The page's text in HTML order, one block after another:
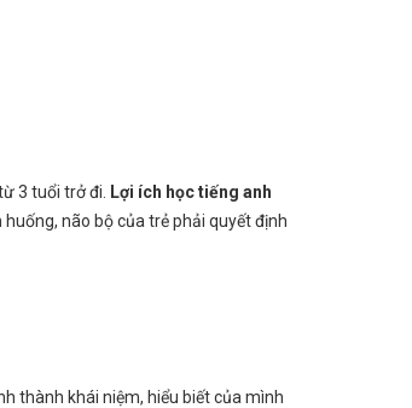
3 tuổi trở đi.
Lợi ích học tiếng anh
não bộ của trẻ phải quyết định
thành khái niệm, hiểu biết của mình